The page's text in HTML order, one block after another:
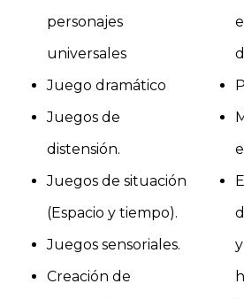
personajes
universales
Juego dramático
Juegos de
distensión.
Juegos de situación
(Espacio y tiempo).
Juegos sensoriales.
Creación de